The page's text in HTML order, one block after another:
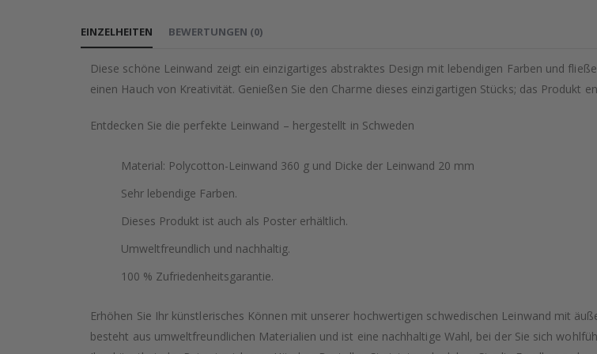
der
springen
EINZELHEITEN
Diese schöne Leinwand zeigt ein einzigartiges abstraktes Design mit lebendigen Farben und
einen Hauch von Kreativität. Genießen Sie den Charme dieses einzigartigen Stücks; das Produkt
Entdecken Sie die perfekte Leinwand – hergestellt in Schweden
Material: Polycotton-Leinwand 360 g und Dicke der Leinwand 20 mm
Sehr lebendige Farben.
Dieses Produkt ist auch als Poster erhältlich.
Umweltfreundlich und nachhaltig.
100 % Zufriedenheitsgarantie.
Erhöhen Sie Ihr künstlerisches Können mit unserer hochwertigen schwedischen Leinwand mit
besteht aus umweltfreundlichen Materialien und ist eine nachhaltige Wahl, bei der Sie sich
BEWERTUNGEN (0)